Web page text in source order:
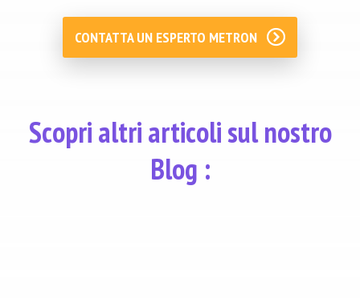
CONTATTA UN ESPERTO METRON
Scopri altri articoli sul nostro
Blog :